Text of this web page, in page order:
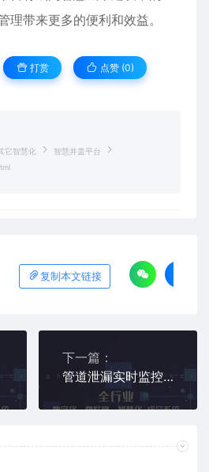
理带来更多的便利和效益。
打赏 点赞 (0)
它智慧化
智慧井盖平台
复制本文链接
下一篇：
管道泄漏实时监控平台